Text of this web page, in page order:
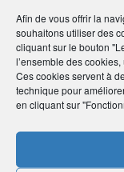
Afin de vous offrir la
souhaitons utiliser des
cliquant sur le bouton
l’ensemble des
Ces cookies servent à
technique pour
en cliquant sur